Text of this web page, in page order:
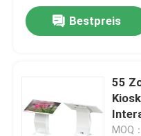
Bestpreis
55
MOQ